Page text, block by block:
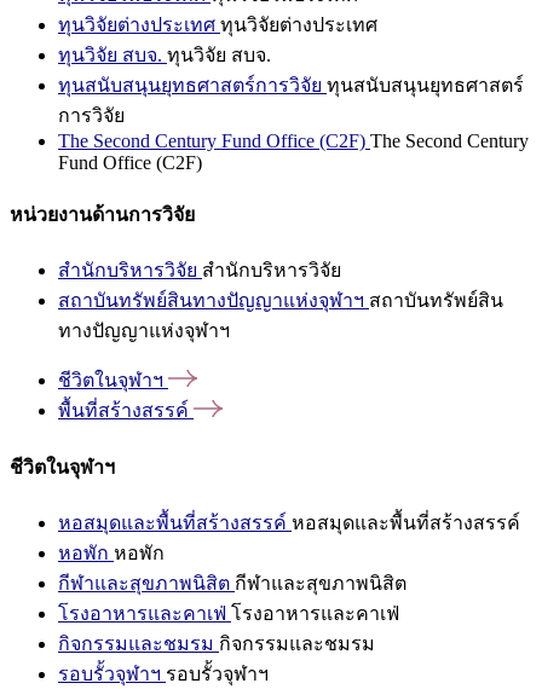
ทุนวิจัยต่างประเทศ ทุนวิจัยต่างประเทศ
ทุนวิจัย สบจ. ทุนวิจัย สบจ.
ทุนสนับสนุนยุทธศาสตร์การวิจัย ทุนสนับสนุนยุทธศาสตร์
การวิจัย
The Second Century Fund Office (C2F) The Second Century
Fund Office (C2F)
หน่วยงานด้านการวิจัย
สำนักบริหารวิจัย สำนักบริหารวิจัย
สถาบันทรัพย์สินทางปัญญาแห่งจุฬาฯ สถาบันทรัพย์สิน
ทางปัญญาแห่งจุฬาฯ
ชีวิตในจุฬาฯ
พื้นที่สร้างสรรค์
ชีวิตในจุฬาฯ
หอสมุดและพื้นที่สร้างสรรค์ หอสมุดและพื้นที่สร้างสรรค์
หอพัก หอพัก
กีฬาและสุขภาพนิสิต กีฬาและสุขภาพนิสิต
โรงอาหารและคาเฟ่ โรงอาหารและคาเฟ่
กิจกรรมและชมรม กิจกรรมและชมรม
รอบรั้วจุฬาฯ รอบรั้วจุฬาฯ